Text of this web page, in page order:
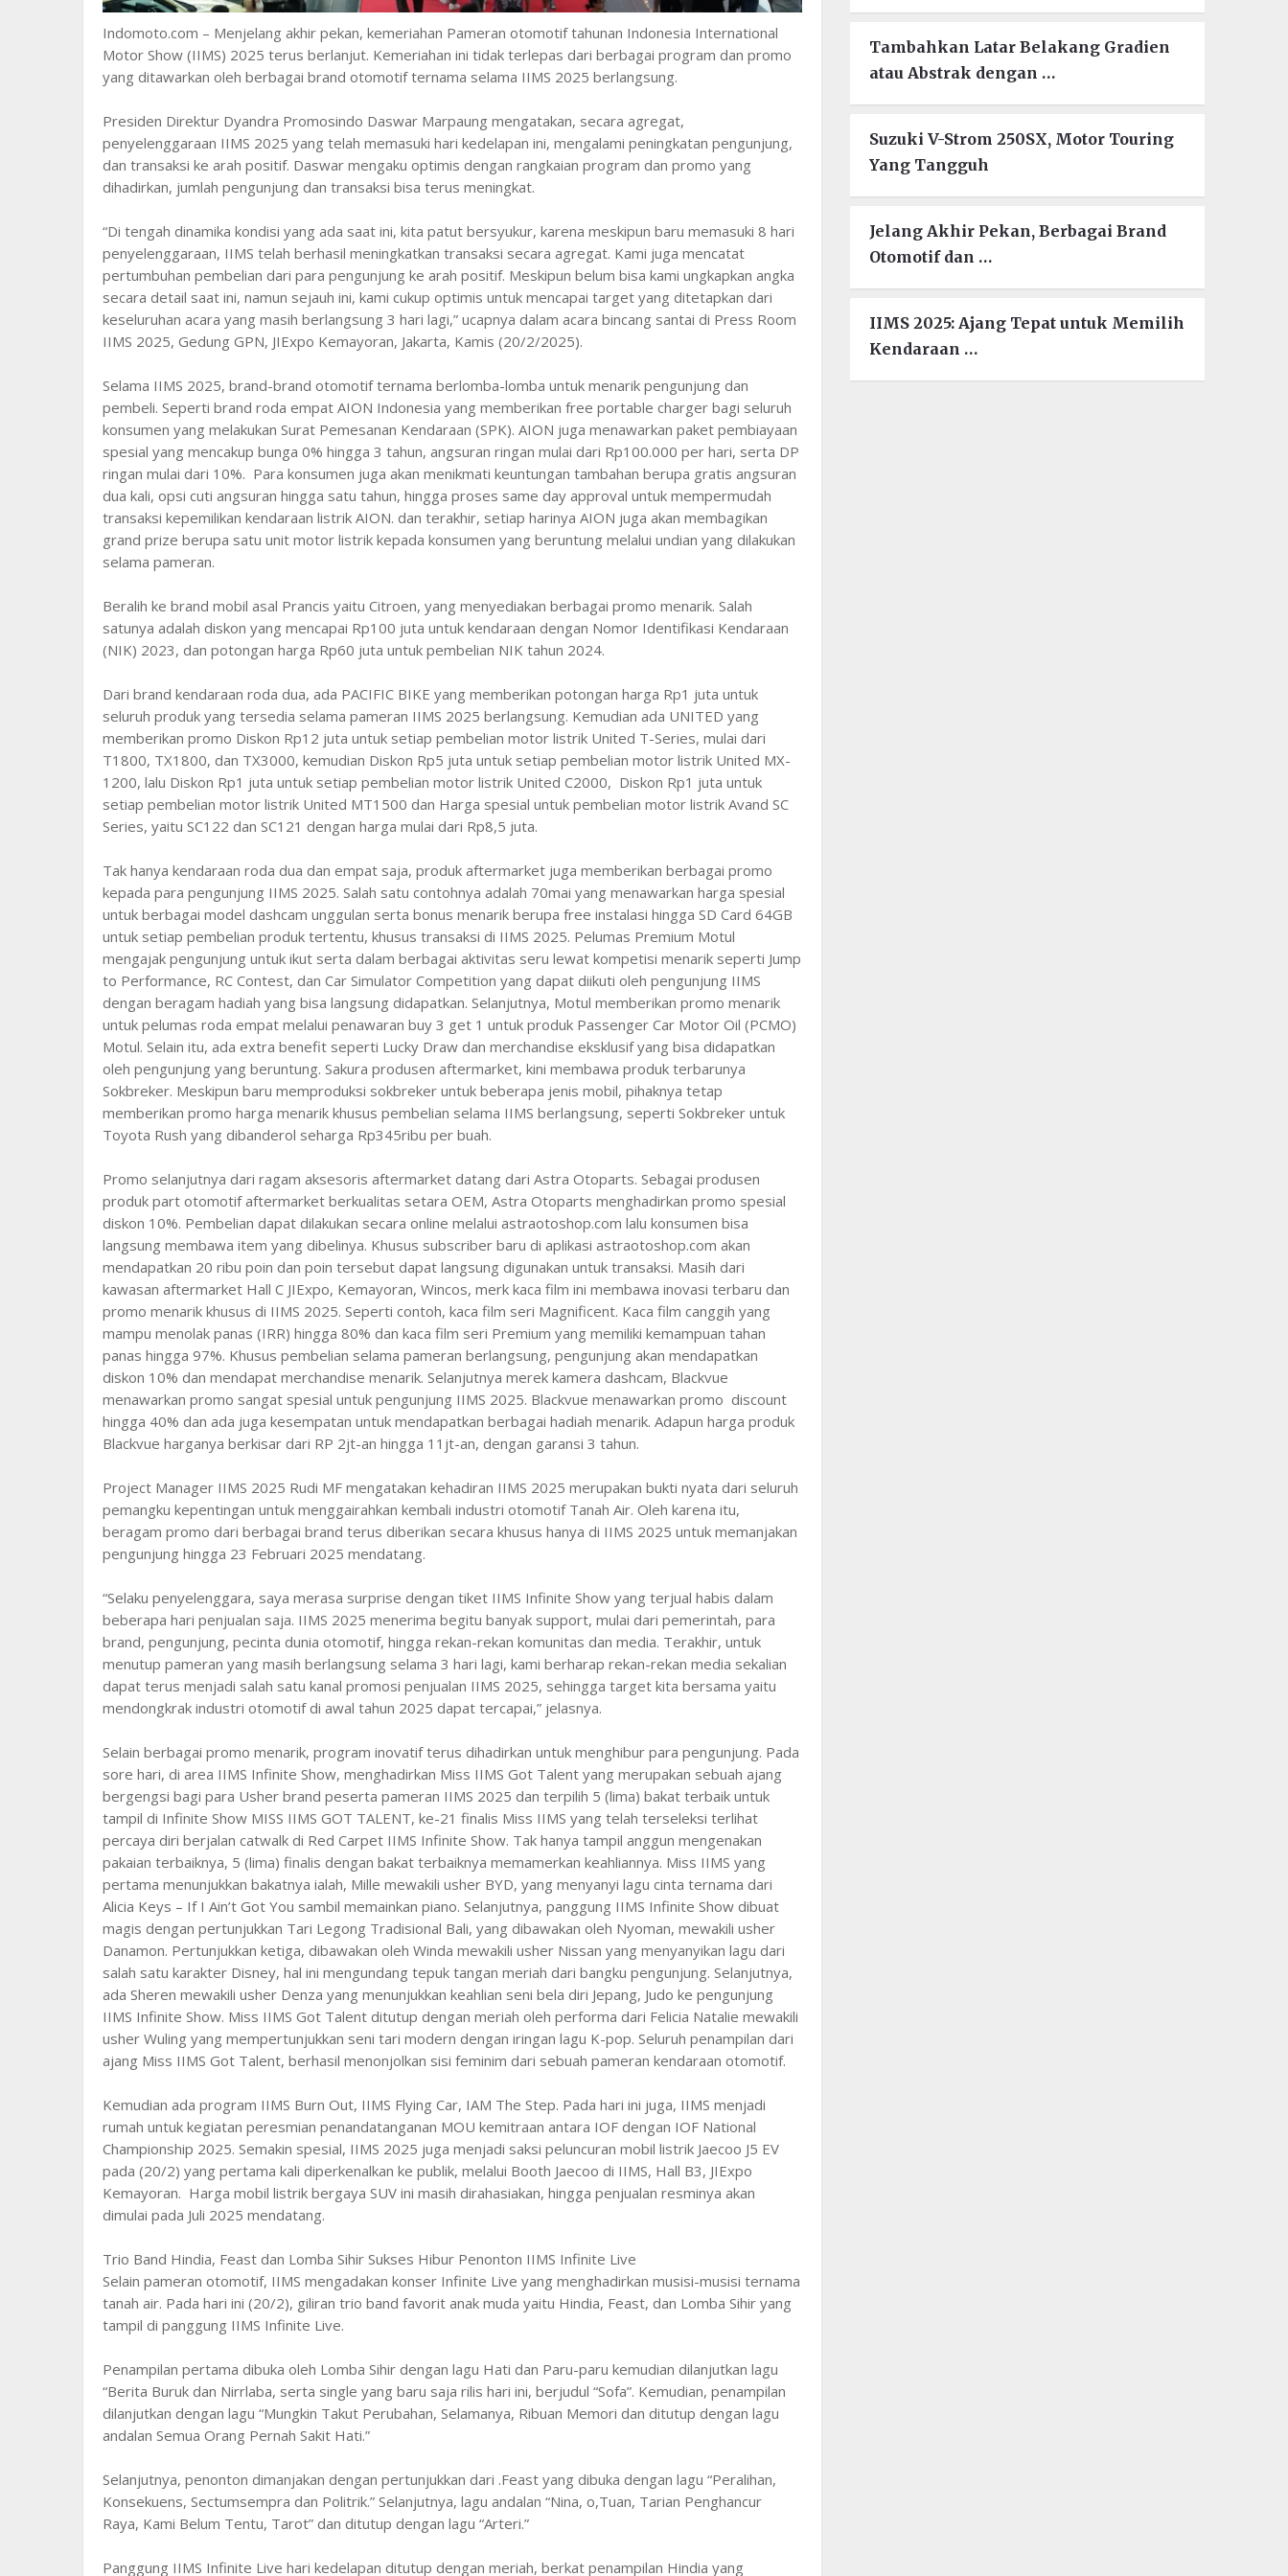
Indomoto.com – Menjelang akhir pekan, kemeriahan Pameran otomotif tahunan Indonesia International
Motor Show (IIMS) 2025 terus berlanjut. Kemeriahan ini tidak terlepas dari berbagai program dan promo
yang ditawarkan oleh berbagai brand otomotif ternama selama IIMS 2025 berlangsung.
Presiden Direktur Dyandra Promosindo Daswar Marpaung mengatakan, secara agregat,
penyelenggaraan IIMS 2025 yang telah memasuki hari kedelapan ini, mengalami peningkatan pengunjung,
dan transaksi ke arah positif. Daswar mengaku optimis dengan rangkaian program dan promo yang
dihadirkan, jumlah pengunjung dan transaksi bisa terus meningkat.
“Di tengah dinamika kondisi yang ada saat ini, kita patut bersyukur, karena meskipun baru memasuki 8 hari
penyelenggaraan, IIMS telah berhasil meningkatkan transaksi secara agregat. Kami juga mencatat
pertumbuhan pembelian dari para pengunjung ke arah positif. Meskipun belum bisa kami ungkapkan angka
secara detail saat ini, namun sejauh ini, kami cukup optimis untuk mencapai target yang ditetapkan dari
keseluruhan acara yang masih berlangsung 3 hari lagi,” ucapnya dalam acara bincang santai di Press Room
IIMS 2025, Gedung GPN, JIExpo Kemayoran, Jakarta, Kamis (20/2/2025).
Selama IIMS 2025, brand-brand otomotif ternama berlomba-lomba untuk menarik pengunjung dan
pembeli. Seperti brand roda empat AION Indonesia yang memberikan free portable charger bagi seluruh
konsumen yang melakukan Surat Pemesanan Kendaraan (SPK). AION juga menawarkan paket pembiayaan
spesial yang mencakup bunga 0% hingga 3 tahun, angsuran ringan mulai dari Rp100.000 per hari, serta DP
ringan mulai dari 10%. Para konsumen juga akan menikmati keuntungan tambahan berupa gratis angsuran
dua kali, opsi cuti angsuran hingga satu tahun, hingga proses same day approval untuk mempermudah
transaksi kepemilikan kendaraan listrik AION. dan terakhir, setiap harinya AION juga akan membagikan
grand prize berupa satu unit motor listrik kepada konsumen yang beruntung melalui undian yang dilakukan
selama pameran.
Beralih ke brand mobil asal Prancis yaitu Citroen, yang menyediakan berbagai promo menarik. Salah
satunya adalah diskon yang mencapai Rp100 juta untuk kendaraan dengan Nomor Identifikasi Kendaraan
(NIK) 2023, dan potongan harga Rp60 juta untuk pembelian NIK tahun 2024.
Dari brand kendaraan roda dua, ada PACIFIC BIKE yang memberikan potongan harga Rp1 juta untuk
seluruh produk yang tersedia selama pameran IIMS 2025 berlangsung. Kemudian ada UNITED yang
memberikan promo Diskon Rp12 juta untuk setiap pembelian motor listrik United T-Series, mulai dari
T1800, TX1800, dan TX3000, kemudian Diskon Rp5 juta untuk setiap pembelian motor listrik United MX-
1200, lalu Diskon Rp1 juta untuk setiap pembelian motor listrik United C2000, Diskon Rp1 juta untuk
setiap pembelian motor listrik United MT1500 dan Harga spesial untuk pembelian motor listrik Avand SC
Series, yaitu SC122 dan SC121 dengan harga mulai dari Rp8,5 juta.
Tak hanya kendaraan roda dua dan empat saja, produk aftermarket juga memberikan berbagai promo
kepada para pengunjung IIMS 2025. Salah satu contohnya adalah 70mai yang menawarkan harga spesial
untuk berbagai model dashcam unggulan serta bonus menarik berupa free instalasi hingga SD Card 64GB
untuk setiap pembelian produk tertentu, khusus transaksi di IIMS 2025. Pelumas Premium Motul
mengajak pengunjung untuk ikut serta dalam berbagai aktivitas seru lewat kompetisi menarik seperti Jump
to Performance, RC Contest, dan Car Simulator Competition yang dapat diikuti oleh pengunjung IIMS
dengan beragam hadiah yang bisa langsung didapatkan. Selanjutnya, Motul memberikan promo menarik
untuk pelumas roda empat melalui penawaran buy 3 get 1 untuk produk Passenger Car Motor Oil (PCMO)
Motul. Selain itu, ada extra benefit seperti Lucky Draw dan merchandise eksklusif yang bisa didapatkan
oleh pengunjung yang beruntung. Sakura produsen aftermarket, kini membawa produk terbarunya
Sokbreker. Meskipun baru memproduksi sokbreker untuk beberapa jenis mobil, pihaknya tetap
memberikan promo harga menarik khusus pembelian selama IIMS berlangsung, seperti Sokbreker untuk
Toyota Rush yang dibanderol seharga Rp345ribu per buah.
Promo selanjutnya dari ragam aksesoris aftermarket datang dari Astra Otoparts. Sebagai produsen
produk part otomotif aftermarket berkualitas setara OEM, Astra Otoparts menghadirkan promo spesial
diskon 10%. Pembelian dapat dilakukan secara online melalui astraotoshop.com lalu konsumen bisa
langsung membawa item yang dibelinya. Khusus subscriber baru di aplikasi astraotoshop.com akan
mendapatkan 20 ribu poin dan poin tersebut dapat langsung digunakan untuk transaksi. Masih dari
kawasan aftermarket Hall C JIExpo, Kemayoran, Wincos, merk kaca film ini membawa inovasi terbaru dan
promo menarik khusus di IIMS 2025. Seperti contoh, kaca film seri Magnificent. Kaca film canggih yang
mampu menolak panas (IRR) hingga 80% dan kaca film seri Premium yang memiliki kemampuan tahan
panas hingga 97%. Khusus pembelian selama pameran berlangsung, pengunjung akan mendapatkan
diskon 10% dan mendapat merchandise menarik. Selanjutnya merek kamera dashcam, Blackvue
menawarkan promo sangat spesial untuk pengunjung IIMS 2025. Blackvue menawarkan promo discount
hingga 40% dan ada juga kesempatan untuk mendapatkan berbagai hadiah menarik. Adapun harga produk
Blackvue harganya berkisar dari RP 2jt-an hingga 11jt-an, dengan garansi 3 tahun.
Project Manager IIMS 2025 Rudi MF mengatakan kehadiran IIMS 2025 merupakan bukti nyata dari seluruh
pemangku kepentingan untuk menggairahkan kembali industri otomotif Tanah Air. Oleh karena itu,
beragam promo dari berbagai brand terus diberikan secara khusus hanya di IIMS 2025 untuk memanjakan
pengunjung hingga 23 Februari 2025 mendatang.
“Selaku penyelenggara, saya merasa surprise dengan tiket IIMS Infinite Show yang terjual habis dalam
beberapa hari penjualan saja. IIMS 2025 menerima begitu banyak support, mulai dari pemerintah, para
brand, pengunjung, pecinta dunia otomotif, hingga rekan-rekan komunitas dan media. Terakhir, untuk
menutup pameran yang masih berlangsung selama 3 hari lagi, kami berharap rekan-rekan media sekalian
dapat terus menjadi salah satu kanal promosi penjualan IIMS 2025, sehingga target kita bersama yaitu
mendongkrak industri otomotif di awal tahun 2025 dapat tercapai,” jelasnya.
Selain berbagai promo menarik, program inovatif terus dihadirkan untuk menghibur para pengunjung. Pada
sore hari, di area IIMS Infinite Show, menghadirkan Miss IIMS Got Talent yang merupakan sebuah ajang
bergengsi bagi para Usher brand peserta pameran IIMS 2025 dan terpilih 5 (lima) bakat terbaik untuk
tampil di Infinite Show MISS IIMS GOT TALENT, ke-21 finalis Miss IIMS yang telah terseleksi terlihat
percaya diri berjalan catwalk di Red Carpet IIMS Infinite Show. Tak hanya tampil anggun mengenakan
pakaian terbaiknya, 5 (lima) finalis dengan bakat terbaiknya memamerkan keahliannya. Miss IIMS yang
pertama menunjukkan bakatnya ialah, Mille mewakili usher BYD, yang menyanyi lagu cinta ternama dari
Alicia Keys – If I Ain’t Got You sambil memainkan piano. Selanjutnya, panggung IIMS Infinite Show dibuat
magis dengan pertunjukkan Tari Legong Tradisional Bali, yang dibawakan oleh Nyoman, mewakili usher
Danamon. Pertunjukkan ketiga, dibawakan oleh Winda mewakili usher Nissan yang menyanyikan lagu dari
salah satu karakter Disney, hal ini mengundang tepuk tangan meriah dari bangku pengunjung. Selanjutnya,
ada Sheren mewakili usher Denza yang menunjukkan keahlian seni bela diri Jepang, Judo ke pengunjung
IIMS Infinite Show. Miss IIMS Got Talent ditutup dengan meriah oleh performa dari Felicia Natalie mewakili
usher Wuling yang mempertunjukkan seni tari modern dengan iringan lagu K-pop. Seluruh penampilan dari
ajang Miss IIMS Got Talent, berhasil menonjolkan sisi feminim dari sebuah pameran kendaraan otomotif.
Kemudian ada program IIMS Burn Out, IIMS Flying Car, IAM The Step. Pada hari ini juga, IIMS menjadi
rumah untuk kegiatan peresmian penandatanganan MOU kemitraan antara IOF dengan IOF National
Championship 2025. Semakin spesial, IIMS 2025 juga menjadi saksi peluncuran mobil listrik Jaecoo J5 EV
pada (20/2) yang pertama kali diperkenalkan ke publik, melalui Booth Jaecoo di IIMS, Hall B3, JIExpo
Kemayoran. Harga mobil listrik bergaya SUV ini masih dirahasiakan, hingga penjualan resminya akan
dimulai pada Juli 2025 mendatang.
Trio Band Hindia, Feast dan Lomba Sihir Sukses Hibur Penonton IIMS Infinite Live
Selain pameran otomotif, IIMS mengadakan konser Infinite Live yang menghadirkan musisi-musisi ternama
tanah air. Pada hari ini (20/2), giliran trio band favorit anak muda yaitu Hindia, Feast, dan Lomba Sihir yang
tampil di panggung IIMS Infinite Live.
Penampilan pertama dibuka oleh Lomba Sihir dengan lagu Hati dan Paru-paru kemudian dilanjutkan lagu
“Berita Buruk dan Nirrlaba, serta single yang baru saja rilis hari ini, berjudul “Sofa”. Kemudian, penampilan
dilanjutkan dengan lagu “Mungkin Takut Perubahan, Selamanya, Ribuan Memori dan ditutup dengan lagu
andalan Semua Orang Pernah Sakit Hati.”
Selanjutnya, penonton dimanjakan dengan pertunjukkan dari .Feast yang dibuka dengan lagu “Peralihan,
Konsekuens, Sectumsempra dan Politrik.” Selanjutnya, lagu andalan “Nina, o,Tuan, Tarian Penghancur
Raya, Kami Belum Tentu, Tarot” dan ditutup dengan lagu “Arteri.”
Panggung IIMS Infinite Live hari kedelapan ditutup dengan meriah, berkat penampilan Hindia yang
Tambahkan Latar Belakang Gradien
atau Abstrak dengan …
Suzuki V-Strom 250SX, Motor Touring
Yang Tangguh
Jelang Akhir Pekan, Berbagai Brand
Otomotif dan …
IIMS 2025: Ajang Tepat untuk Memilih
Kendaraan …